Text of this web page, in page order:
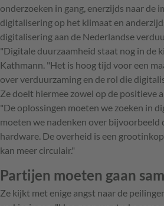
onderzoeken in gang, enerzijds naar de
digitalisering op het klimaat en
digitalisering aan de Nederlandse
"Digitale duurzaamheid staat nog in de
Kathmann. "Het is hoog tijd voor een
over verduurzaming en de rol die
Ze doelt hiermee zowel op de positieve
"De oplossingen moeten we zoeken in
moeten we nadenken over bijvoorbeeld
hardware. De overheid is een
kan meer circulair."
Partijen moeten gaan
Ze kijkt met enige angst naar de